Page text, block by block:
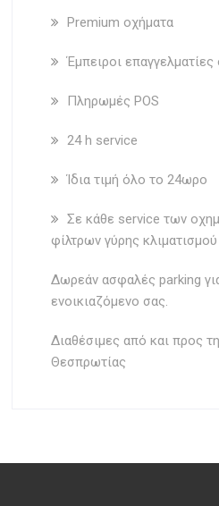
Premium οχήματα
Έμπειροι επαγγελματίες
Πληρωμές POS
24 h service
Ίδια τιμή όλο το 24ωρο
Σε κάθε service των
φίλτρων γύρης
Δωρεάν ασφαλές parking
ενοικιαζόμενο σας.
Διαθέσιμες από και προς
Θεσπρωτίας